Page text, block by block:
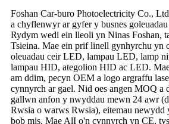
Foshan Car-buro Photoelectricity Co.,
a chyflenwyr ar gyfer y busnes
Rydym wedi ein lleoli yn Ninas Foshan,
Tsieina. Mae ein prif linell gynhyrchu yn
oleuadau ceir LED, lampau LED, lamp
lampau HID, ategolion HID ac LED.
am ddim, pecyn OEM a logo argraffu
cynnyrch ar gael. Nid oes angen MOQ a
gallwn anfon y nwyddau mewn 24 awr
Rwsia o warws Rwsia), eitemau newydd
bob mis. Mae AlI o'n cynnyrch yn CE,